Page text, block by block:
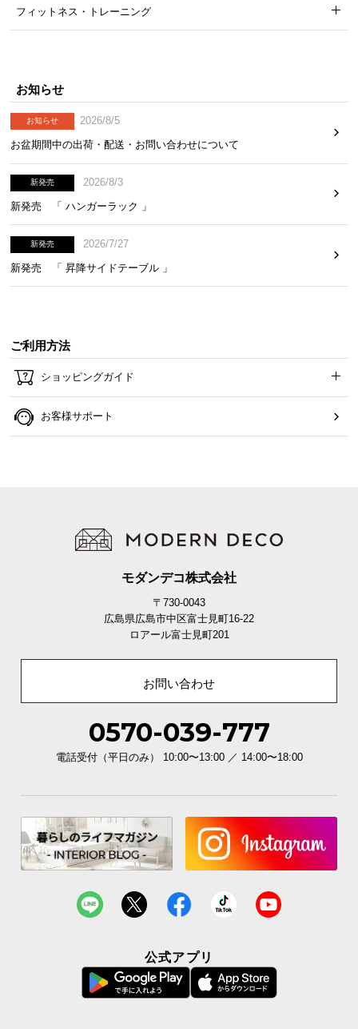
フィットネス・トレーニング
お知らせ
お知らせ
2026/8/5
お盆期間中の出荷・配送・お問い合わせについて
新発売
2026/8/3
新発売 「 ハンガーラック 」
新発売
2026/7/27
新発売 「 昇降サイドテーブル 」
ご利用方法
ショッピングガイド
お客様サポート
モダンデコ株式会社
〒730-0043
広島県広島市中区富士見町16-22
ロアール富士見町201
お問い合わせ
0570-039-777
電話受付（平日のみ） 10:00〜13:00 ／ 14:00〜18:00
公式アプリ